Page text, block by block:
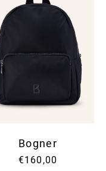
Bogner
€160,00